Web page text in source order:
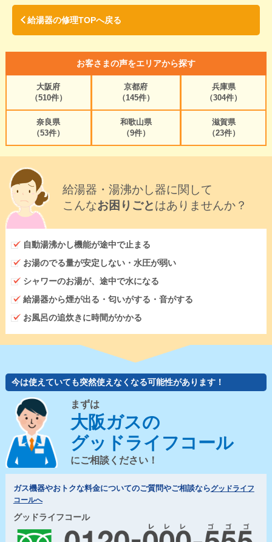
給湯器の修理TOPへ戻る
お客さまの声をエリアから探す
大阪府
（510件）
京都府
（145件）
兵庫県
（304件）
奈良県
（53件）
和歌山県
（9件）
滋賀県
（23件）
給湯器・湯沸かし器に関して
こんなお困りごとはありませんか？
自動湯沸かし機能が途中で止まる
お湯のでる量が安定しない・水圧が弱い
シャワーのお湯が、途中で水になる
給湯器から煙が出る・匂いがする・音がする
お風呂の追炊きに時間がかかる
今は使えていても突然使えなくなる可能性があります！
まずは
大阪ガスの
グッドライフコール
にご相談ください！
ガス機器やおトクな料金についてのご質問やご相談ならグッドライフ
コールへ
グッドライフコール